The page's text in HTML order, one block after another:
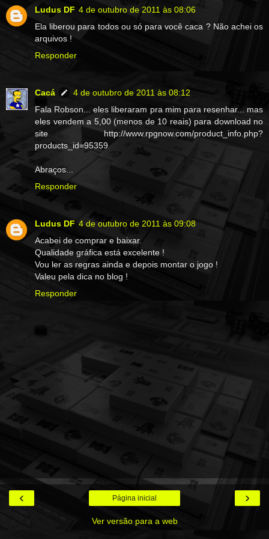
Ludus DF 4 de outubro de 2011 às 08:06
Ela liberou para todos ou só para você caca ? Não achei os
arquivos !
Responder
Cacá
4 de outubro de 2011 às 08:12
Fala Robson... eles liberaram pra mim para resenhar... mas
eles vendem a 5,00 (menos de 10 reais) para download no
site http://www.rpgnow.com/product_info.php?
products_id=95359
Abraços...
Responder
Ludus DF 4 de outubro de 2011 às 09:08
Acabei de comprar e baixar.
Qualidade gráfica está excelente !
Vou ler as regras ainda e depois montar o jogo !
Valeu pela dica no blog !
Responder
‹ ›
Página inicial
Ver versão para a web